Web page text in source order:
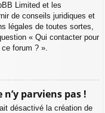
Limited et les
de conseils juridiques et
légales de toutes sortes,
« Qui contacter pour
forum ? ».
parviens pas !
désactivé la création de